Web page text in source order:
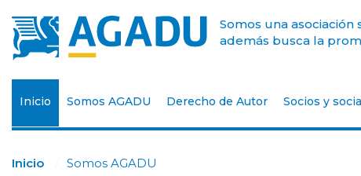
Somos una
además busca la
Inicio Somos AGADU Derecho de Autor Socios y
Inicio Somos AGADU